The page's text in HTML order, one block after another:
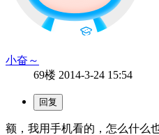
小奋～
69楼 2014-3-24 15:54
额，我用手机看的，怎么什么